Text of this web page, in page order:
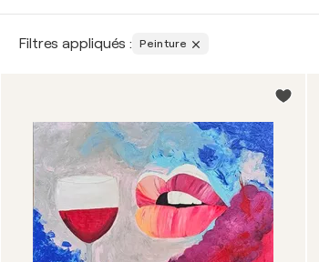
Filtres appliqués : Peinture